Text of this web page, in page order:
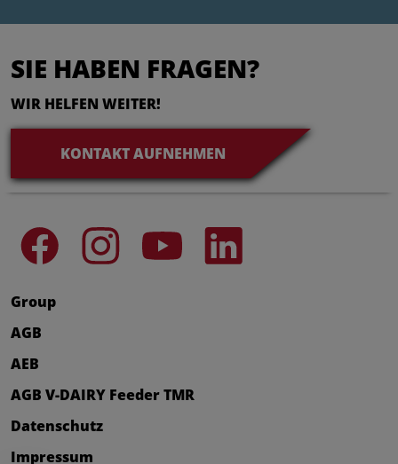
SIE HABEN FRAGEN?
WIR HELFEN WEITER!
KONTAKT AUFNEHMEN
Group
AGB
AEB
AGB V-DAIRY Feeder TMR
Datenschutz
Impressum